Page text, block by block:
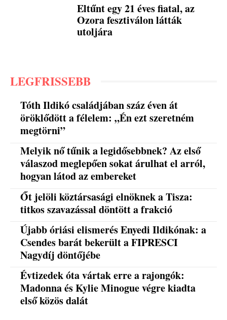
Eltűnt egy 21 éves fiatal, az
Ozora fesztiválon látták
utoljára
LEGFRISSEBB
Tóth Ildikó családjában száz éven át
öröklődött a félelem: „Én ezt szeretném
megtörni”
Melyik nő tűnik a legidősebbnek? Az első
válaszod meglepően sokat árulhat el arról,
hogyan látod az embereket
Őt jelöli köztársasági elnöknek a Tisza:
titkos szavazással döntött a frakció
Újabb óriási elismerés Enyedi Ildikónak: a
Csendes barát bekerült a FIPRESCI
Nagydíj döntőjébe
Évtizedek óta vártak erre a rajongók:
Madonna és Kylie Minogue végre kiadta
első közös dalát